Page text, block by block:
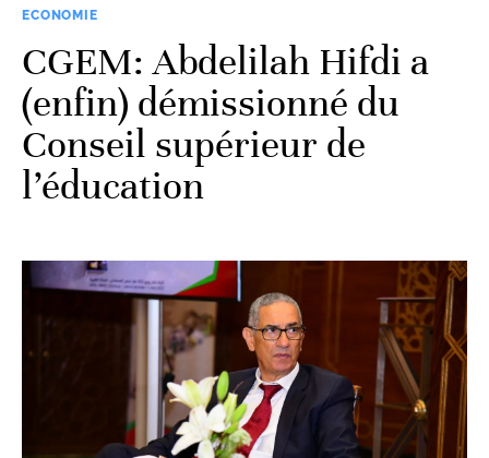
ECONOMIE
CGEM: Abdelilah Hifdi a
(enfin) démissionné du
Conseil supérieur de
l’éducation